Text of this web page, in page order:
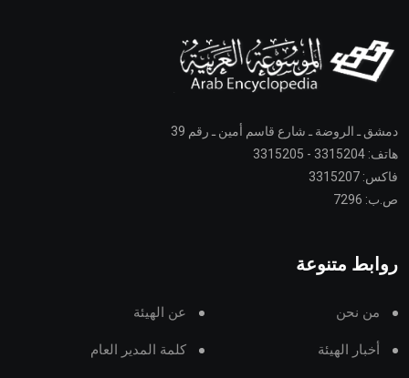
دمشق ـ الروضة ـ شارع قاسم أمين ـ رقم 39
هاتف: 3315204 - 3315205
فاكس: 3315207
ص.ب: 7296
روابط متنوعة
من نحن عن الهيئة
أخبار الهيئة كلمة المدير العام